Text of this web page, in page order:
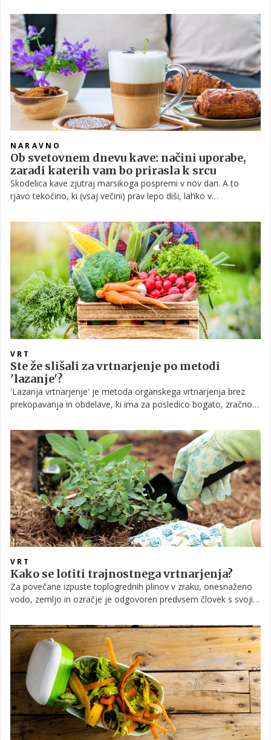
estetskega pomena, ampak je ključna za zaščito naših rastlin
pred mrazom in zagotavljanje njihovega zdravega prebujenja
spomladi.
NARAVNO
Ob svetovnem dnevu kave: načini uporabe,
zaradi katerih vam bo prirasla k srcu
Skodelica kave zjutraj marsikoga pospremi v nov dan. A to
rjavo tekočino, ki (vsaj večini) prav lepo diši, lahko v
VRT
Ste že slišali za vrtnarjenje po metodi
'lazanje'?
'Lazanja vrtnarjenje' je metoda organskega vrtnarjenja brez
prekopavanja in obdelave, ki ima za posledico bogato, zračno
predpriprave, ni potrebnega praktično nič dela. Za kaj
pravzaprav gre pri 'lazanja vrtu', pojasnjujemo v nadaljevanju.
VRT
Kako se lotiti trajnostnega vrtnarjenja?
Za povečane izpuste toplogrednih plinov v zraku, onesnaženo
vodo, zemljo in ozračje je odgovoren predvsem človek s svojim
netrajnostnimi kmetijskimi praksami. Zato je treba stremeti k
temu, da se zemlja povrne v bolj zdravo stanje. To pa lahko
vsak na svojem koščku zemlje doseže s trajnostnim
vrtnarjenjem.